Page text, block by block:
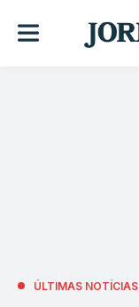
ÚLTIMAS NOTÍCIAS